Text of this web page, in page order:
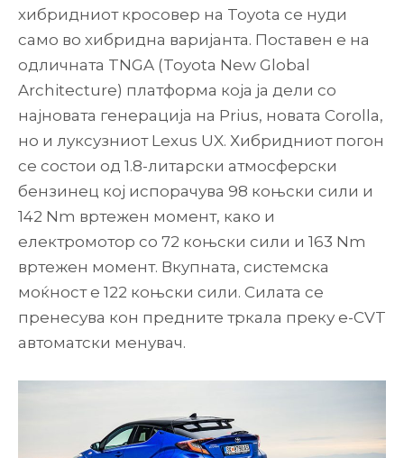
хибридниот кросовер на Toyota се нуди
само во хибридна варијанта. Поставен е на
одличната TNGA (Toyota New Global
Architecture) платформа која ја дели со
најновата генерација на Prius, новата Corolla,
но и луксузниот Lexus UX. Хибридниот погон
се состои од 1.8-литарски атмосферски
бензинец кој испорачува 98 коњски сили и
142 Nm вртежен момент, како и
електромотор со 72 коњски сили и 163 Nm
вртежен момент. Вкупната, системска
моќност е 122 коњски сили. Силата се
пренесува кон предните тркала преку е-CVT
автоматски менувач.